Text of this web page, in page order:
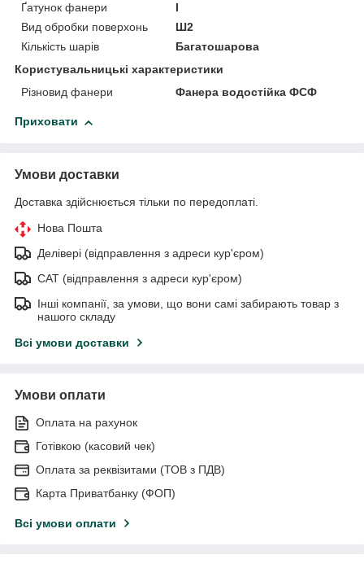
Ґатунок фанери
I
Вид обробки поверхонь
Ш2
Кількість шарів
Багатошарова
Користувальницькі характеристики
Різновид фанери
Фанера водостійка ФСФ
Приховати
Умови доставки
Доставка здійснюється тільки по передоплаті.
Нова Пошта
Делівері (відправлення з адреси кур'єром)
САТ (відправлення з адреси кур'єром)
Інші компанії, за умови, що вони самі забирають товар з
нашого складу
Всі умови доставки
Умови оплати
Оплата на рахунок
Готівкою (касовий чек)
Оплата за реквізитами (ТОВ з ПДВ)
Карта Приватбанку (ФОП)
Всі умови оплати